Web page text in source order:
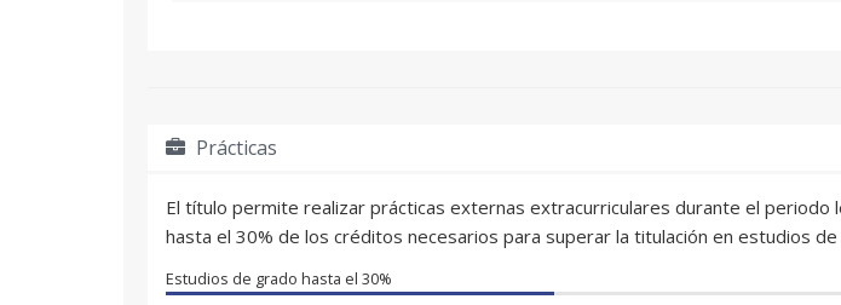
Prácticas
El título permite realizar prácticas externas extracurriculares durante el periodo
hasta el 30% de los créditos necesarios para superar la titulación en estudios
Estudios de grado hasta el 30%